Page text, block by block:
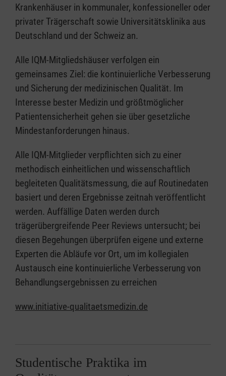
Krankenhäuser in kommunaler, konfessioneller oder
privater Trägerschaft sowie Universitätsklinika aus
Deutschland und der Schweiz an.
Alle IQM-Mitgliedshäuser verfolgen ein
gemeinsames Ziel: die kontinuierliche Verbesserung
und Sicherung der medizinischen Qualität. Im
Interesse bester Medizin und größtmöglicher
Patientensicherheit gehen sie über gesetzliche
Mindestanforderungen hinaus.
Alle IQM-Mitglieder verpflichten sich zu einer
methodisch einheitlichen und wissenschaftlich
begleiteten Qualitätsmessung, die auf Routinedaten
basiert und deren Ergebnisse zeitnah veröffentlicht
werden. Auffällige Daten werden durch
trägerübergreifende Peer Reviews untersucht; bei
diesen Begehungen überprüfen eigene und externe
Experten die Abläufe vor Ort, um im kollegialen
Austausch eine kontinuierliche Verbesserung von
Behandlungsergebnissen zu erreichen
www.initiative-qualitaetsmedizin.de
Studentische Praktika im